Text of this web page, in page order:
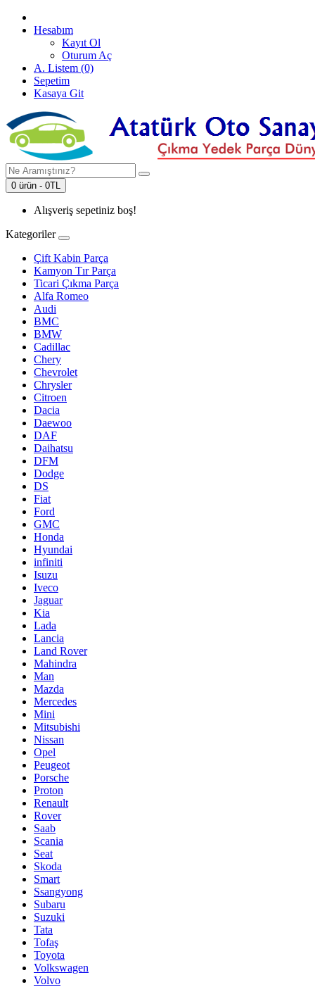
Hesabım
Kayıt Ol
Oturum Aç
A. Listem (0)
Sepetim
Kasaya Git
0 ürün - 0TL
Alışveriş sepetiniz boş!
Kategoriler
Çift Kabin Parça
Kamyon Tır Parça
Ticari Çıkma Parça
Alfa Romeo
Audi
BMC
BMW
Cadillac
Chery
Chevrolet
Chrysler
Citroen
Dacia
Daewoo
DAF
Daihatsu
DFM
Dodge
DS
Fiat
Ford
GMC
Honda
Hyundai
infiniti
Isuzu
Iveco
Jaguar
Kia
Lada
Lancia
Land Rover
Mahindra
Man
Mazda
Mercedes
Mini
Mitsubishi
Nissan
Opel
Peugeot
Porsche
Proton
Renault
Rover
Saab
Scania
Seat
Skoda
Smart
Ssangyong
Subaru
Suzuki
Tata
Tofaş
Toyota
Volkswagen
Volvo